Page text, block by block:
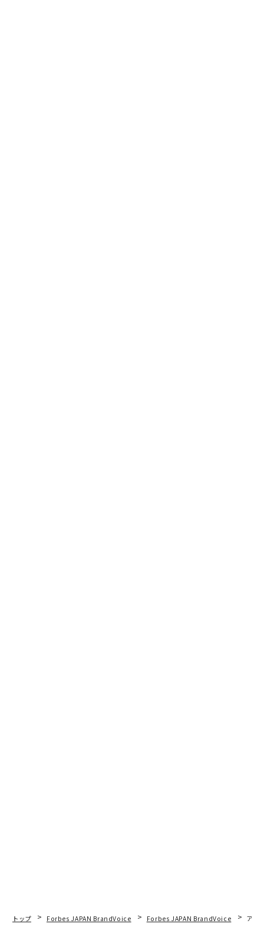
トップ Forbes JAPAN BrandVoice Forbes JAPAN BrandVoice アフ